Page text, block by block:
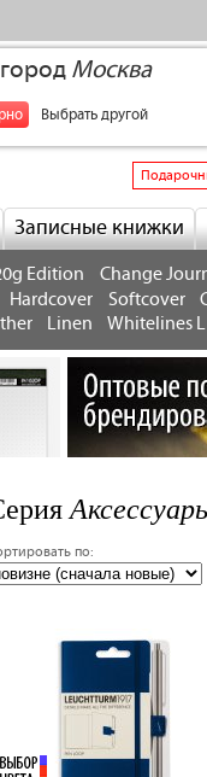
Москва
Выбрать другой
Записные книжки
Edition
Change
Hardcover Softcover
Linen Whitelines
по: